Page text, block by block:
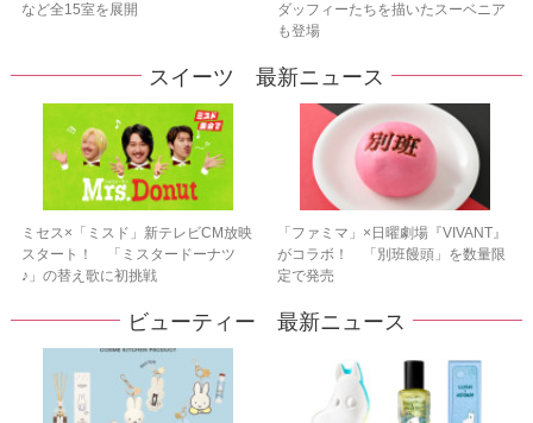
など全15室を展開
ダッフィーたちを描いたスーベニア
も登場
スイーツ 最新ニュース
ミセス×「ミスド」新テレビCM放映
スタート！ 「ミスタードーナツ
♪」の替え歌に初挑戦
「ファミマ」×日曜劇場『VIVANT』
がコラボ！ 「別班饅頭」を数量限
定で発売
ビューティー 最新ニュース